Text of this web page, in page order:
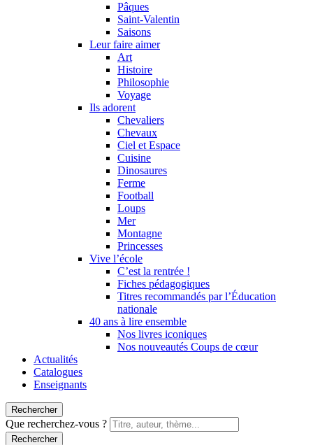
Pâques
Saint-Valentin
Saisons
Leur faire aimer
Art
Histoire
Philosophie
Voyage
Ils adorent
Chevaliers
Chevaux
Ciel et Espace
Cuisine
Dinosaures
Ferme
Football
Loups
Mer
Montagne
Princesses
Vive l’école
C’est la rentrée !
Fiches pédagogiques
Titres recommandés par l’Éducation
nationale
40 ans à lire ensemble
Nos livres iconiques
Nos nouveautés Coups de cœur
Actualités
Catalogues
Enseignants
Rechercher
Que recherchez-vous ?
Rechercher